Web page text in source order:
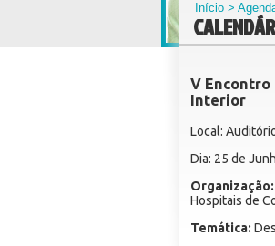
Início >
V
Interior
Local:
Dia: 25 de
Organização:
Hospitais de
Temática: